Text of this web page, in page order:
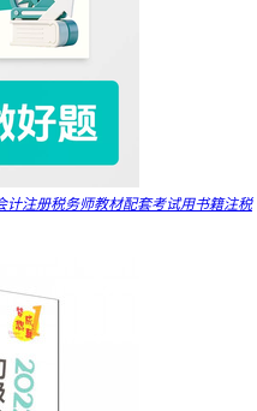
计注册税务师教材配套考试用书籍注税